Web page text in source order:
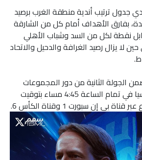
جدول ترتيب أندية منطقة الغرب برصيد
بفارق الأهداف أمام كل من الشارقة
نقطة لكل من السد وشباب الأهلي
لا يزال رصيد الغرافة والدحيل والاتحاد
الجولة الثانية من دور المجموعات
لبطولة دوري أبطال آسيا في تمام الساعة 4:45 مساء بتوقيت
بي إن سبورت 1 وقناة الكأس 6.